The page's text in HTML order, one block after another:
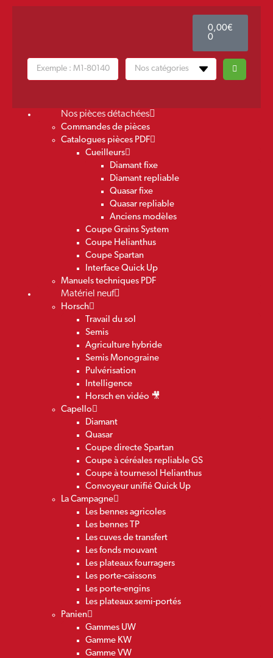
0,00€
0
Nos pièces détachées
Commandes de pièces
Catalogues pièces PDF
Cueilleurs
Diamant fixe
Diamant repliable
Quasar fixe
Quasar repliable
Anciens modèles
Coupe Grains System
Coupe Helianthus
Coupe Spartan
Interface Quick Up
Manuels techniques PDF
Matériel neuf
Horsch
Travail du sol
Semis
Agriculture hybride
Semis Monograine
Pulvérisation
Intelligence
Horsch en vidéo 🎥
Capello
Diamant
Quasar
Coupe directe Spartan
Coupe à céréales repliable GS
Coupe à tournesol Helianthus
Convoyeur unifié Quick Up
La Campagne
Les bennes agricoles
Les bennes TP
Les cuves de transfert
Les fonds mouvant
Les plateaux fourragers
Les porte-caissons
Les porte-engins
Les plateaux semi-portés
Panien
Gammes UW
Gamme KW
Gamme VW